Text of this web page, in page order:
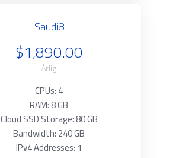
Saudi8
$1,890.00
Årlig
CPUs: 4
RAM: 8 GB
Cloud SSD Storage: 80 GB
Bandwidth: 240 GB
IPv4 Addresses: 1